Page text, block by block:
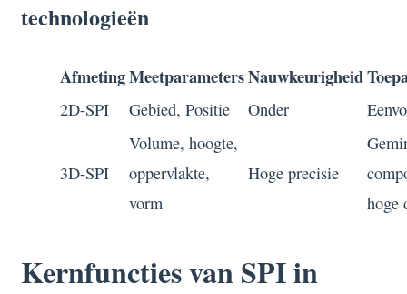
technologieën
AfmetingMeetparametersNauwkeurigheid
2D-SPI Gebied, Positie Onder
3D-SPI
Volume, hoogte,
oppervlakte,
vorm
Hoge precisie
hoge
Kernfuncties van SPI in